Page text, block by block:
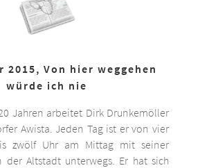
2015, Von hier weggehen
würde ich nie
Jahren arbeitet Dirk Drunkemöller
Awista. Jeden Tag ist er von vier
zwölf Uhr am Mittag mit seiner
der Altstadt unterwegs. Er hat sich